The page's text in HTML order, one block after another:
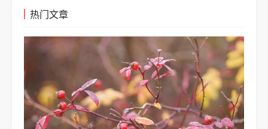
热门文章